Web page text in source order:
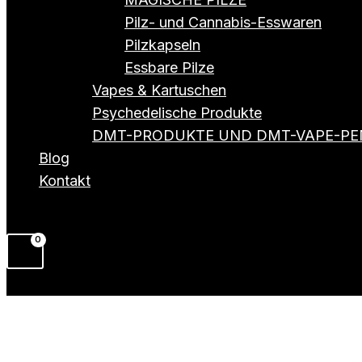
Pilz- und Cannabis-Esswaren
Pilzkapseln
Essbare Pilze
Vapes & Kartuschen
Psychedelische Produkte
DMT-PRODUKTE UND DMT-VAPE-
Blog
Kontakt